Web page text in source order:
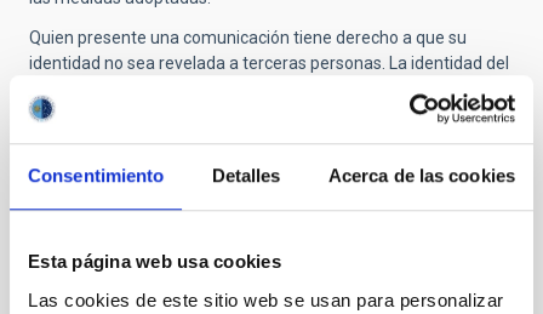
Consentimiento Detalles Acerca de las cookies
Esta página web usa cookies
Las cookies de este sitio web se usan para personalizar
Quien presente una comunicación tiene derecho a que su
identidad no sea revelada a terceras personas. La identidad del
al Ministerio Fiscal o a la autoridad administrativa competente
en el marco de una investigación penal, disciplinaria o
sancionadora.
Si usted prefiere no identificarse, el canal ofrece una vía
su denuncia.